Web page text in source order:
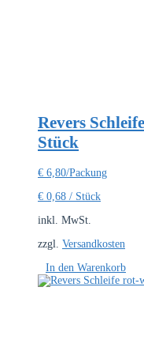
Revers
Stück
€ 6,80/Packung
€ 0,68 / Stück
inkl. MwSt.
zzgl. Versandkosten
In den Warenkorb